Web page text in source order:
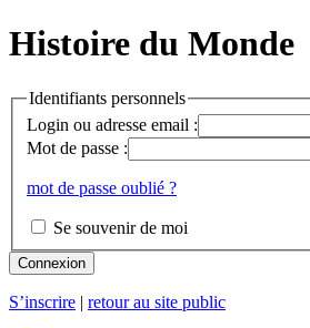
Histoire du Monde
Identifiants personnels
Login ou adresse email :
Mot de passe :
mot de passe oublié ?
Se souvenir de moi
Connexion
S’inscrire retour au site public